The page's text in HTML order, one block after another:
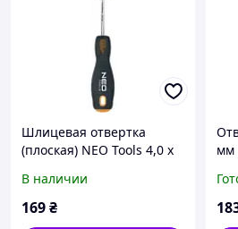
Шлицевая отвертка
(плоская) NEO Tools 4,0 x
012)
В наличии
169₴
мм